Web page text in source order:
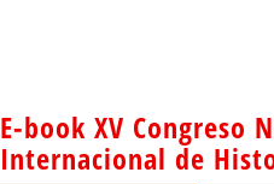
E-book XV Congreso
Internacional de